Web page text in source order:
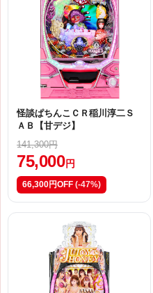
怪談ぱちんこＣＲ稲川淳二Ｓ
ＡＢ【甘デジ】
141,300円
75,000 円
66,300円OFF (-47%)